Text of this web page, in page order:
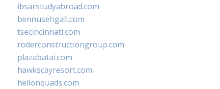
ibsarstudyabroad.com
bennusehgall.com
tsecincinnati.com
roderconstructiongroup.com
plazabatai.com
hawkscayresort.com
hellonquads.com